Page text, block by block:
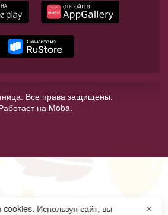
Все права защищены.
на Moba.
Используя сайт, вы
✕